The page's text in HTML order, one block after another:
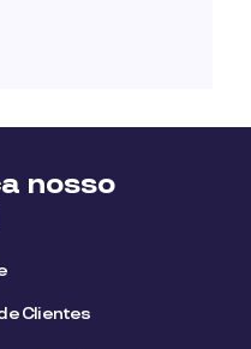
nosso
Clientes